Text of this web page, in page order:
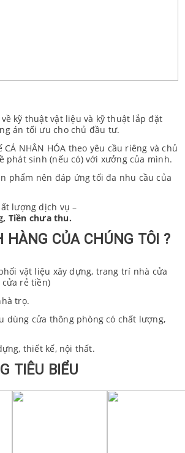
kỹ thuật vật liệu và kỹ thuật lắp đặt
án tối ưu cho chủ đầu tư.
CÁ NHÂN HÓA theo yêu cầu riêng và chủ
phát sinh (nếu có) với xưởng của mình.
phẩm nên đáp ứng tối đa nhu cầu của
lượng dịch vụ –
, Tiền chưa thu.
HÀNG CỦA CHÚNG TÔI ?
vật liệu xây dựng, trang trí nhà cửa
rẻ tiền)
trọ.
dùng cửa thông phòng có chất lượng,
thiết kế, nội thất.
TIÊU BIỂU